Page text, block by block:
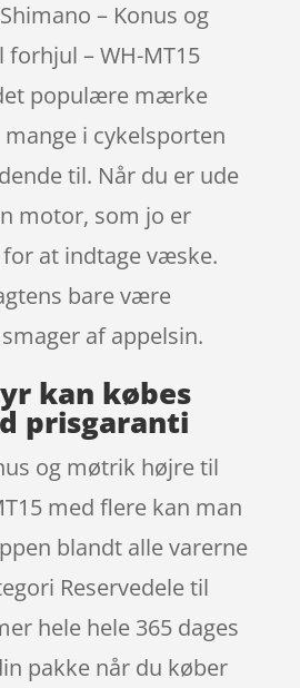
– Konus og
– WH-MT15
populære mærke
i cykelsporten
til. Når du er ude
motor, som jo er
at indtage væske.
bare være
af appelsin.
kan købes
prisgaranti
og møtrik højre til
med flere kan man
blandt alle varerne
Reservedele til
hele hele 365 dages
pakke når du køber